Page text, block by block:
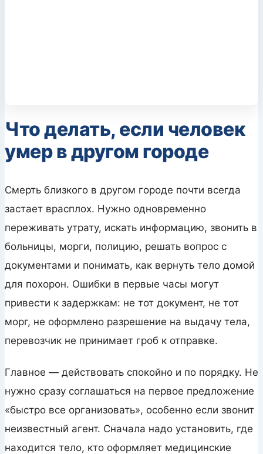
Что делать, если человек
умер в другом городе
Смерть близкого в другом городе почти всегда
застает врасплох. Нужно одновременно
переживать утрату, искать информацию, звонить в
больницы, морги, полицию, решать вопрос с
документами и понимать, как вернуть тело домой
для похорон. Ошибки в первые часы могут
привести к задержкам: не тот документ, не тот
морг, не оформлено разрешение на выдачу тела,
перевозчик не принимает гроб к отправке.
Главное — действовать спокойно и по порядку. Не
нужно сразу соглашаться на первое предложение
«быстро все организовать», особенно если звонит
неизвестный агент. Сначала надо установить, где
находится тело, кто оформляет медицинские